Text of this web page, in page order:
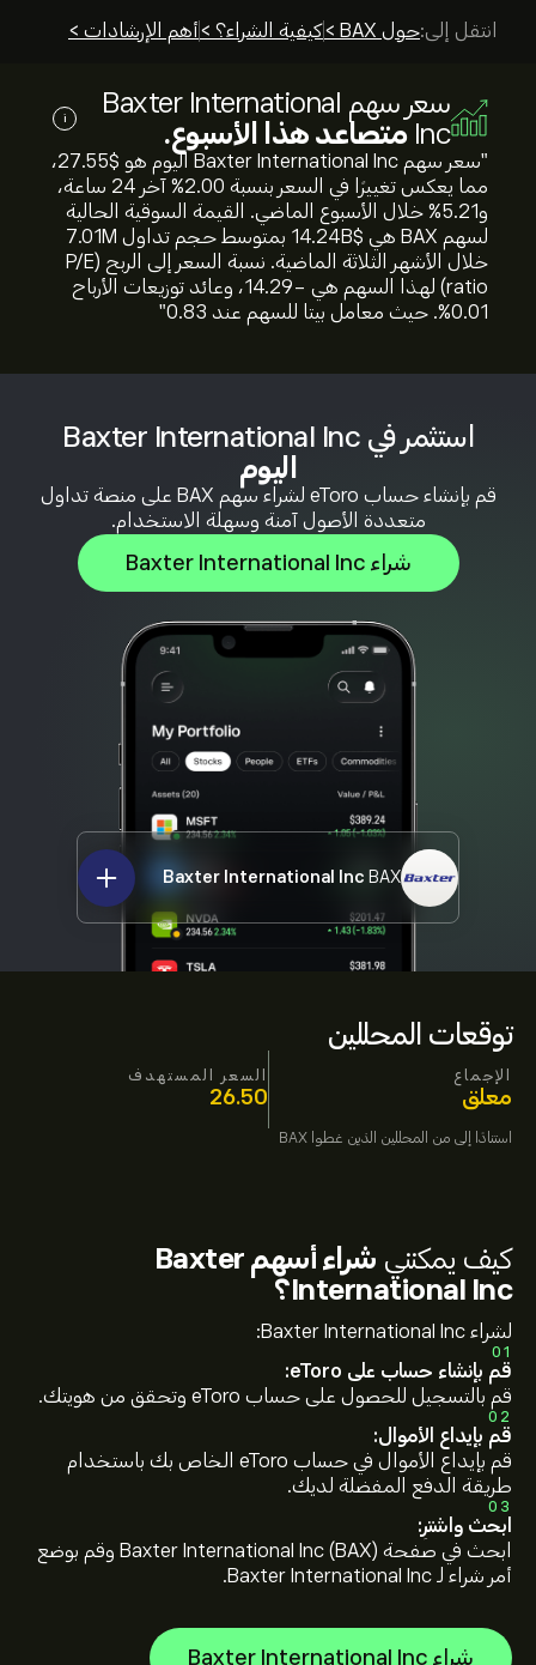
توقعات المحللين
الإجماع
معلق
السعر المستهدف
26.50
استنادًا إلى من المحللين الذين غطوا BAX
استثمر في Baxter International Inc
اليوم
قم بإنشاء حساب eToro لشراء سهم BAX على منصة تداول
متعددة الأصول آمنة وسهلة الاستخدام.
شراء Baxter International Inc
Baxter International Inc BAX
انتقل إلى:حول BAX > كيفية الشراء؟ >أهم الإرشادات >
سعر سهم Baxter International
Inc متصاعد هذا الأسبوع. i
"سعر سهم Baxter International Inc اليوم هو 27.55‎$‎،
مما يعكس تغييرًا في السعر بنسبة ‎2.00‎% آخر 24 ساعة،
و‎5.21‎% خلال الأسبوع الماضي. القيمة السوقية الحالية
لسهم BAX هي 14.24B‎$‎ بمتوسط حجم تداول 7.01M
خلال الأشهر الثلاثة الماضية. نسبة السعر إلى الربح (P/E
ratio) لهذا السهم هي -14.29، وعائد توزيعات الأرباح
0.01%. حيث معامل بيتا للسهم عند 0.83"
كيف يمكنني
شراء أسهم Baxter
International Inc؟
لشراء Baxter International Inc:
01
قم بإنشاء حساب على eToro:
قم بالتسجيل للحصول على حساب eToro وتحقق من هويتك.
02
قم بإيداع الأموال:
قم بإيداع الأموال في حساب eToro الخاص بك باستخدام
طريقة الدفع المفضلة لديك.
03
ابحث واشترِ:
ابحث في صفحة Baxter International Inc (BAX) وقم بوضع
أمر شراء لـ Baxter International Inc.
شراء Baxter International Inc